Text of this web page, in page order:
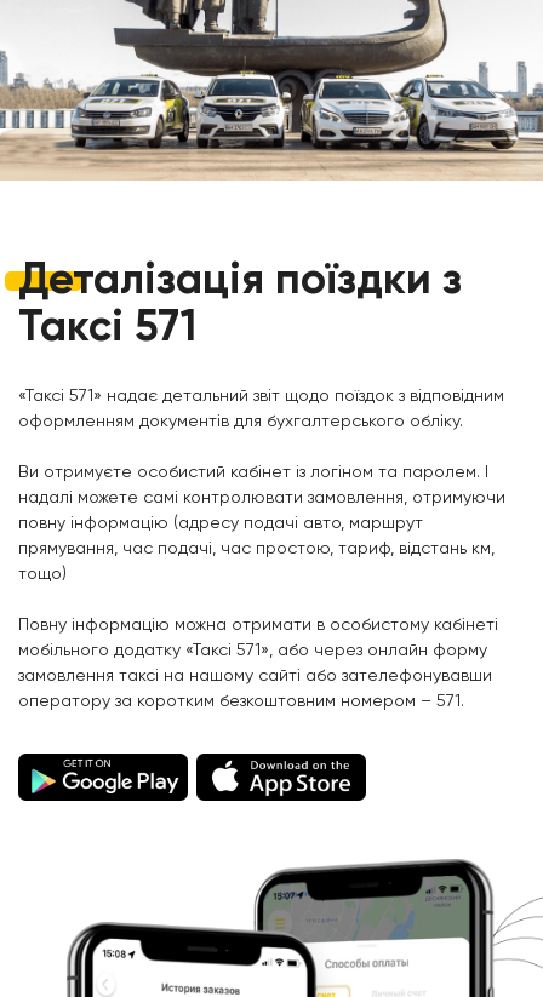
Деталізація поїздки з
Таксі 571
«Таксі 571» надає детальний звіт щодо поїздок з відповідним
оформленням документів для бухгалтерського обліку.
Ви отримуєте особистий кабінет із логіном та паролем. І
надалі можете самі контролювати замовлення, отримуючи
повну інформацію (адресу подачі авто, маршрут
прямування, час подачі, час простою, тариф, відстань км,
тощо)
Повну інформацію можна отримати в особистому кабінеті
мобільного додатку «Таксі 571», або через онлайн форму
замовлення таксі на нашому сайті або зателефонувавши
оператору за коротким безкоштовним номером – 571.